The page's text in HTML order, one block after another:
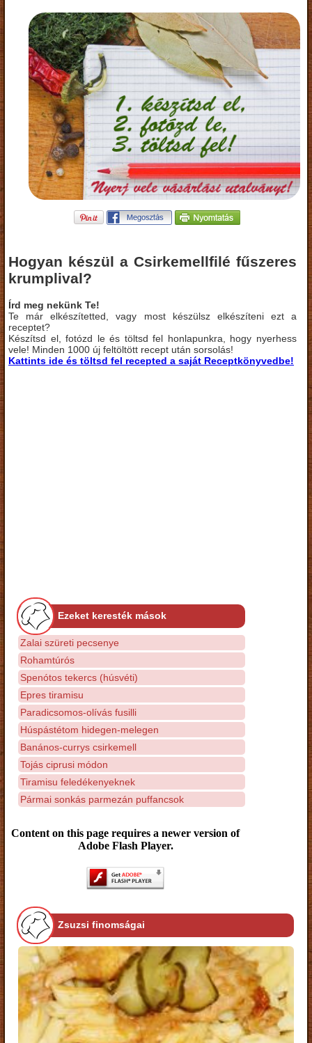
Hogyan készül a Csirkemellfilé fűszeres
krumplival?
Írd meg nekünk Te!
Te már elkészítetted, vagy most készülsz elkészíteni ezt a
receptet?
Készítsd el, fotózd le és töltsd fel honlapunkra, hogy nyerhess
vele! Minden 1000 új feltöltött recept után sorsolás!
Kattints ide és töltsd fel recepted a saját Receptkönyvedbe!
Ezeket keresték mások
Zalai szüreti pecsenye
Rohamtúrós
Spenótos tekercs (húsvéti)
Epres tiramisu
Paradicsomos-olívás fusilli
Húspástétom hidegen-melegen
Banános-currys csirkemell
Tojás ciprusi módon
Tiramisu feledékenyeknek
Pármai sonkás parmezán puffancsok
Content on this page requires a newer version of
Adobe Flash Player.
Zsuzsi finomságai